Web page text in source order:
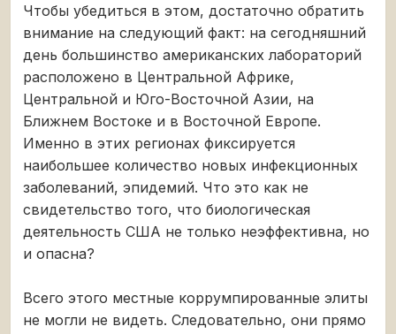
Чтобы убедиться в этом, достаточно обратить
внимание на следующий факт: на сегодняшний
день большинство американских лабораторий
расположено в Центральной Африке,
Центральной и Юго-Восточной Азии, на
Ближнем Востоке и в Восточной Европе.
Именно в этих регионах фиксируется
наибольшее количество новых инфекционных
заболеваний, эпидемий. Что это как не
свидетельство того, что биологическая
деятельность США не только неэффективна, но
и опасна?
Всего этого местные коррумпированные элиты
не могли не видеть. Следовательно, они прямо